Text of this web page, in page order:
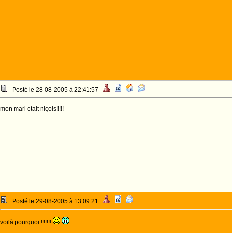
Posté le 28-08-2005 à 22:41:57
mon mari etait niçois!!!!!
Posté le 29-08-2005 à 13:09:21
voilà pourquoi !!!!!!!